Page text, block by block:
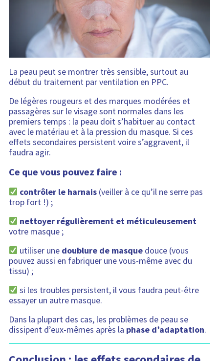
La peau peut se montrer très sensible, surtout au
début du traitement par ventilation en PPC.
De légères rougeurs et des marques modérées et
passagères sur le visage sont normales dans les
premiers temps : la peau doit s’habituer au contact
avec le matériau et à la pression du masque. Si ces
effets secondaires persistent voire s’aggravent, il
faudra agir.
Ce que vous pouvez faire :
contrôler le harnais (veiller à ce qu’il ne serre pas
trop fort !) ;
nettoyer régulièrement et méticuleusement
votre masque ;
utiliser une doublure de masque douce (vous
pouvez aussi en fabriquer une vous-même avec du
tissu) ;
si les troubles persistent, il vous faudra peut-être
essayer un autre masque.
Dans la plupart des cas, les problèmes de peau se
dissipent d’eux-mêmes après la phase d’adaptation.